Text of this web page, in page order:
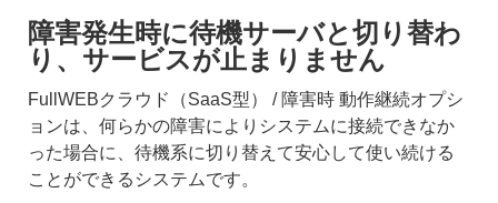
障害発生時に待機サーバと切り替わ
り、サービスが止まりません
FullWEBクラウド（SaaS型） / 障害時 動作継続オプシ
ョンは、何らかの障害によりシステムに接続できなか
った場合に、待機系に切り替えて安心して使い続ける
ことができるシステムです。